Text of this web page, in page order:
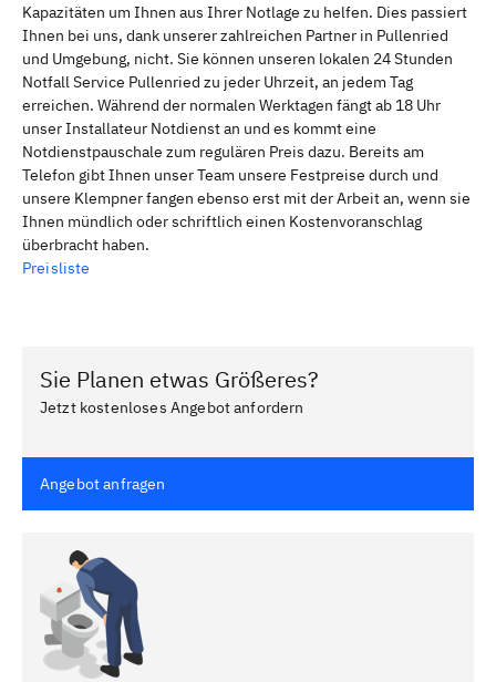
Kapazitäten um Ihnen aus Ihrer Notlage zu helfen. Dies passiert
Ihnen bei uns, dank unserer zahlreichen Partner in Pullenried
und Umgebung, nicht. Sie können unseren lokalen 24 Stunden
Notfall Service Pullenried zu jeder Uhrzeit, an jedem Tag
erreichen. Während der normalen Werktagen fängt ab 18 Uhr
unser Installateur Notdienst an und es kommt eine
Notdienstpauschale zum regulären Preis dazu. Bereits am
Telefon gibt Ihnen unser Team unsere Festpreise durch und
unsere Klempner fangen ebenso erst mit der Arbeit an, wenn sie
Ihnen mündlich oder schriftlich einen Kostenvoranschlag
überbracht haben.
Preisliste
Sie Planen etwas Größeres?
Jetzt kostenloses Angebot anfordern
Angebot anfragen